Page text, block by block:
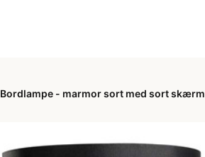
Bordlampe - marmor sort med sort skærm